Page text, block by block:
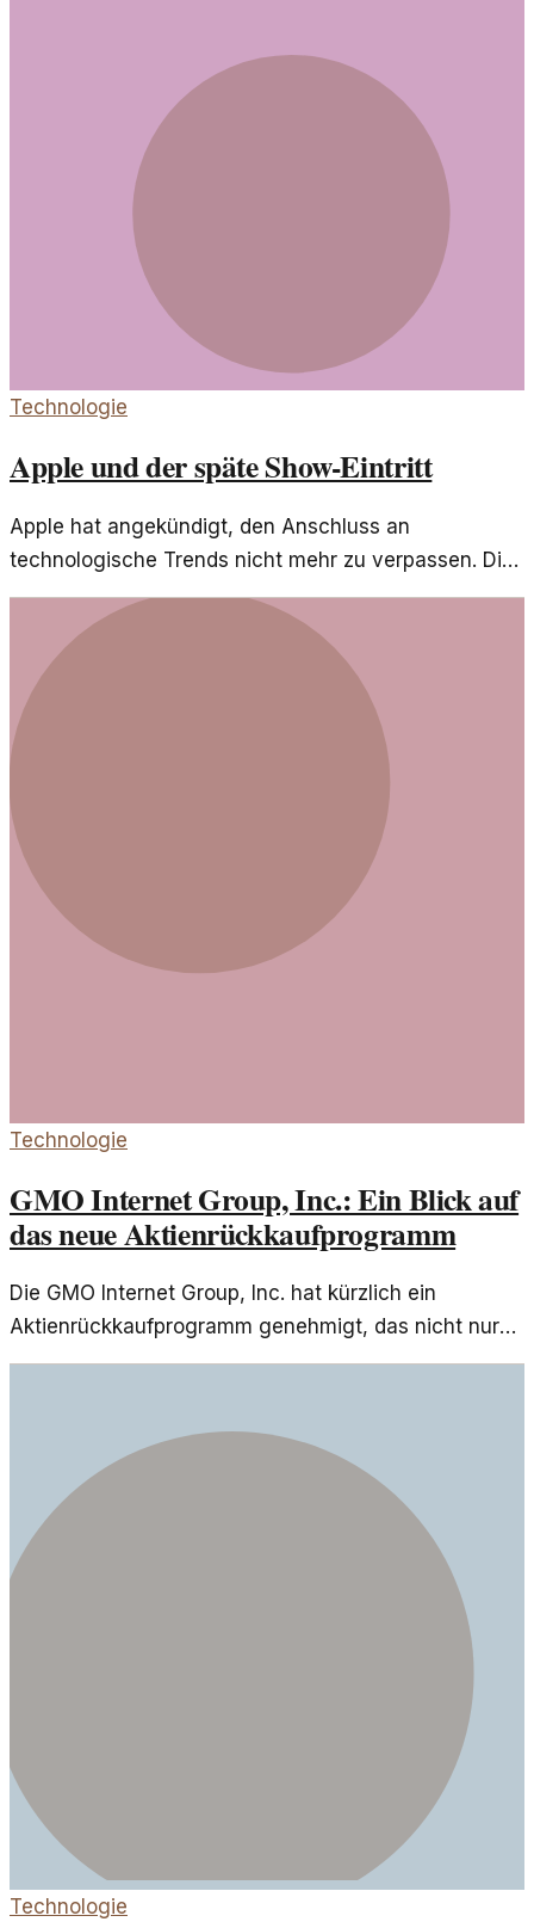
Technologie
Apple und der späte Show-Eintritt
Apple hat angekündigt, den Anschluss an
technologische Trends nicht mehr zu verpassen. Die
Maßnahmen, die sie ergreifen, um rechtzeitig zur
Party zu kommen, sind vielversprechend.
Technologie
GMO Internet Group, Inc.: Ein Blick auf
das neue Aktienrückkaufprogramm
Die GMO Internet Group, Inc. hat kürzlich ein
Aktienrückkaufprogramm genehmigt, das nicht nur
finanzielle Stabilität signalisiert, sondern auch
Technologie